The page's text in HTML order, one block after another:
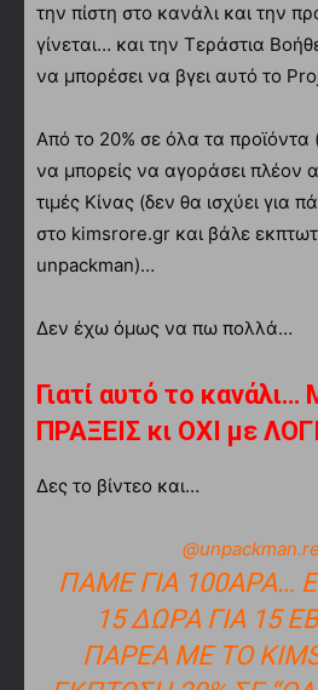
την πίστη στο κανάλι και την
γίνεται… και την Τεράστια
να μπορέσει να βγει αυτό το
Από το 20% σε όλα τα προϊόντα
να μπορείς να αγοράσει πλέον
τιμές Κίνας (δεν θα ισχύει για
στο kimsrore.gr και βάλε
unpackman)…
Δεν έχω όμως να πω πολλά…
Γιατί αυτό το κανάλι…
ΠΡΑΞΕΙΣ κι ΟΧΙ με
Δες το βίντεο και…
ΠΑΜΕ ΓΙΑ 100ΆΡΑ…
15 ΔΏΡΑ ΓΙΑ 15
ΠΑΡΈΑ ΜΕ ΤΟ